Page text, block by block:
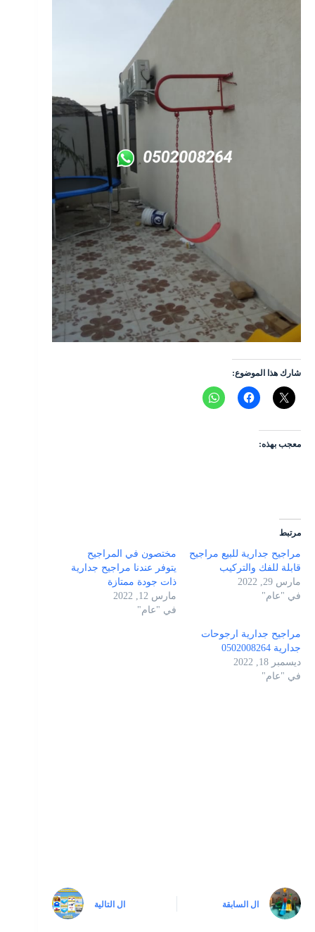
شارك هذا الموضوع:
معجب بهذه:
مرتبط
مراجيح جدارية للبيع مراجيح
قابلة للفك والتركيب
مارس 29, 2022
في "عام"
مختصون في المراجيح
يتوفر عندنا مراجيح جدارية
ذات جودة ممتازة
مارس 12, 2022
في "عام"
مراجيح جدارية ارجوحات
جدارية 0502008264
ديسمبر 18, 2022
في "عام"
ال السابقة ال التالية